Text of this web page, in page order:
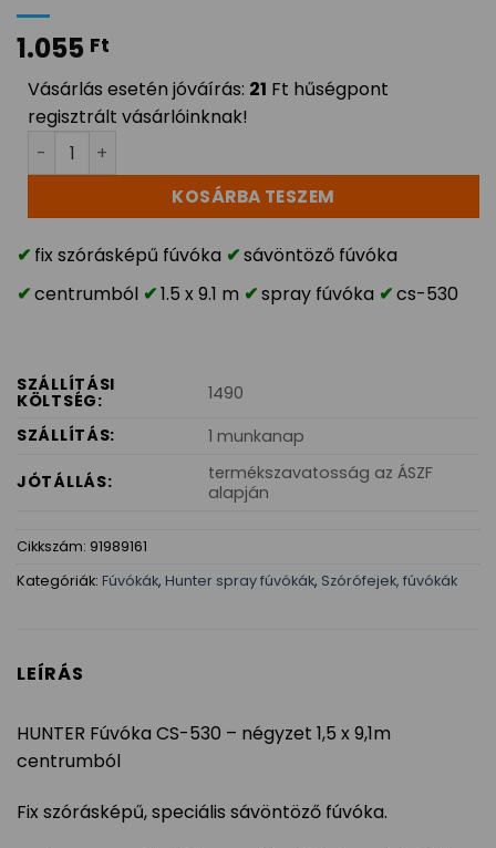
1.055 Ft
Vásárlás esetén jóváírás: 21 Ft hűségpont
regisztrált vásárlóinknak!
HUNTER Fúvóka CS-530 - négyzet 1,5 x 9,1m
KOSÁRBA TESZEM
fix szórásképű fúvóka
sávöntöző fúvóka
centrumból
1.5 x 9.1 m spray fúvóka cs-530
SZÁLLÍTÁSI
KÖLTSÉG:
1490
SZÁLLÍTÁS:
1 munkanap
JÓTÁLLÁS:
termékszavatosság az ÁSZF
alapján
Cikkszám: 91989161
Kategóriák: Fúvókák, Hunter spray fúvókák, Szórófejek, fúvókák
LEÍRÁS
HUNTER Fúvóka CS-530 – négyzet 1,5 x 9,1m
centrumból
Fix szórásképű, speciális sávöntöző fúvóka.